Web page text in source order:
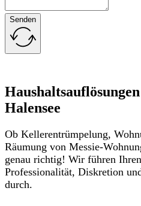
Senden
Halensee
Ob Kellerentrümpelung,
Räumung von Messie-
genau richtig! Wir führen
Professionalität, Diskretion
durch.